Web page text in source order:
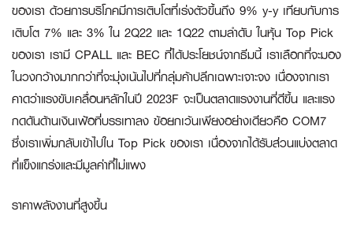
ของเรา ด้วยการบริโภคมีการเติบโตที่เร่งตัวขึ้นถึง 9% y-y เทียบกับการ
เติบโต 7% และ 3% ใน 2Q22 และ 1Q22 ตามลำดับ ในหุ้น Top Pick
ของเรา เรามี CPALLและ BEC ที่ได้ประโยชน์จากธีมนี้ เราเลือกที่จะมอง
ในวงกว้างมากกว่าที่จะมุ่งเน้นไปที่กลุ่มค้าปลีกเฉพาะเจาะจง เนื่องจากเรา
คาดว่าแรงขับเคลื่อนหลักในปี 2023F จะเป็นตลาดแรงงานที่ดีขึ้น และแรง
กดดันด้านเงินเฟ้อที่บรรเทาลง ข้อยกเว้นเพียงอย่างเดียวคือ COM7
ซึ่งเราเพิ่มกลับเข้าไปใน Top Pick ของเรา เนื่องจากได้รับส่วนแบ่งตลาด
ที่แข็งแกร่งและมีมูลค่าที่ไม่แพง
ราคาพลังงานที่สูงขึ้น